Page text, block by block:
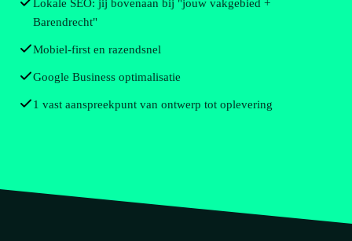
Lokale SEO: jij bovenaan bij "jouw vakgebied +
Barendrecht"
Mobiel-first en razendsnel
Google Business optimalisatie
1 vast aanspreekpunt van ontwerp tot oplevering